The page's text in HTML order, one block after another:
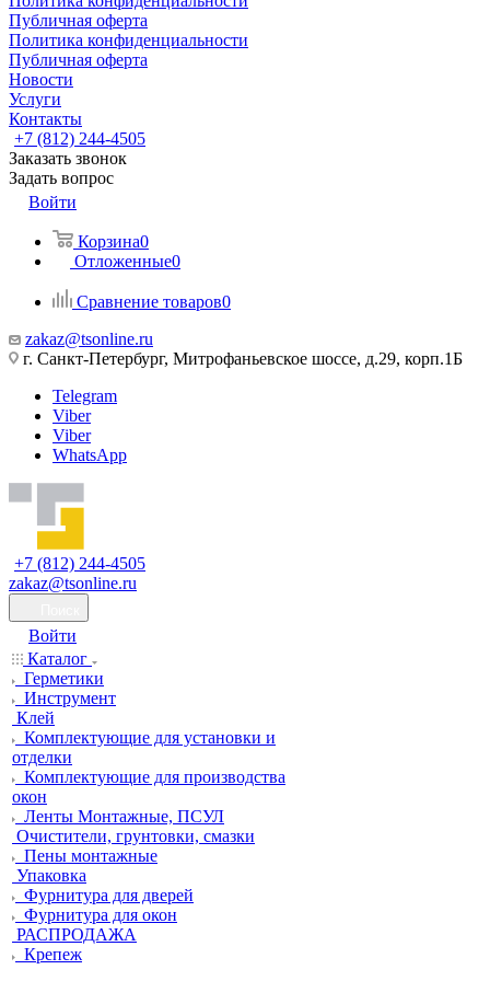
Публичная оферта
Политика конфиденциальности
Публичная оферта
Новости
Услуги
Контакты
+7 (812) 244-4505
Заказать звонок
Задать вопрос
Войти
Корзина0
Отложенные0
Сравнение товаров0
zakaz@tsonline.ru
г. Санкт-Петербург, Митрофаньевское шоссе, д.29, корп.1Б
Telegram
Viber
Viber
WhatsApp
+7 (812) 244-4505
zakaz@tsonline.ru
Войти
Каталог
Герметики
Инструмент
Клей
Комплектующие для установки и
отделки
Комплектующие для производства
окон
Ленты Монтажные, ПСУЛ
Очистители, грунтовки, смазки
Пены монтажные
Упаковка
Фурнитура для дверей
Фурнитура для окон
РАСПРОДАЖА
Крепеж